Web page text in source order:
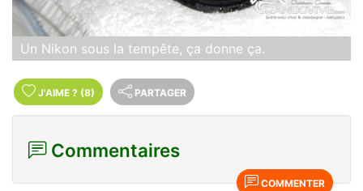
Un Nikon sous la tempête, ça donne ça.
J'AIME ? (8) PARTAGER
Commentaires
COMMENTER